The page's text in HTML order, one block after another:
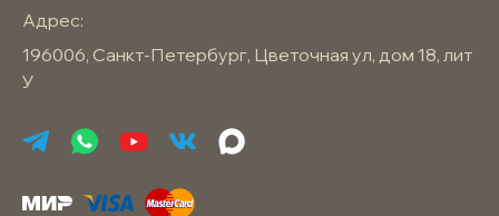
Адрес:
196006, Санкт-Петербург, Цветочная ул, дом 18, лит
У